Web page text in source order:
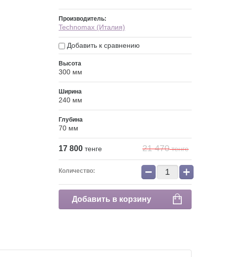
Производитель:
Technomax (Италия)
Добавить к сравнению
Высота
300 мм
Ширина
240 мм
Глубина
70 мм
17 800 тенге 21 470тенге
Количество: − +
Добавить в корзину